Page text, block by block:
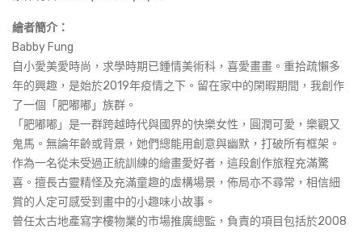
繪者簡介：
Babby Fung
自小愛美愛時尚，求學時期已鍾情美術科，喜愛畫畫。重拾疏懶多
年的興趣，是始於2019年疫情之下。留在家中的閑暇期間，我創作
了一個「肥嘟嘟」族群。
「肥嘟嘟」是一群跨越時代與國界的快樂女性，圓潤可愛，樂觀又
鬼馬。無論年齡或背景，她們總能用創意與幽默，打破所有框架。
作為一名從未受過正統訓練的繪畫愛好者，這段創作旅程充滿驚
喜。擅長古靈精怪及充滿童趣的虛構場景，佈局亦不尋常，相信細
賞的人定可感受到畫中的小趣味小故事。
曾任太古地產寫字樓物業的市場推廣總監，負責的項目包括於2008